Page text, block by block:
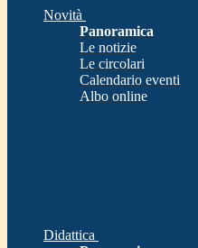
Novità
Panoramica
Le notizie
Le circolari
Calendario eventi
Albo online
Didattica